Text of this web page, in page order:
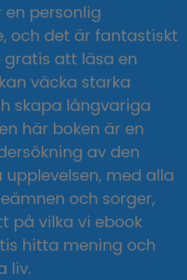
personlig
och det är fantastiskt
gratis att läsa en
väcka starka
skapa långvariga
här boken är en
av den
med alla
och sorger,
på vilka vi ebook
hitta mening och
liv.